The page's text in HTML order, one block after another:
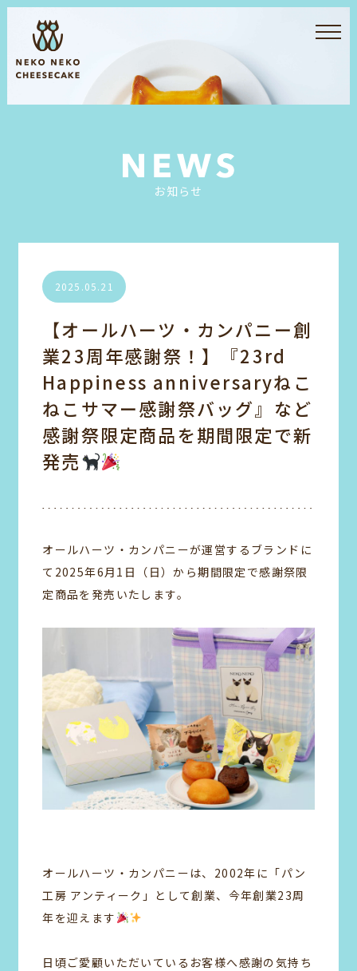
お知らせ
2025.05.21
【オールハーツ・カンパニー創
業23周年感謝祭！】『23rd
Happiness anniversaryねこ
ねこサマー感謝祭バッグ』など
感謝祭限定商品を期間限定で新
発売
オールハーツ・カンパニーが運営するブランドに
て2025年6月1日（日）から期間限定で感謝祭限
定商品を発売いたします。
オールハーツ・カンパニーは、2002年に「パン
工房 アンティーク」として創業、今年創業23周
年を迎えます
日頃ご愛顧いただいているお客様へ感謝の気持ち